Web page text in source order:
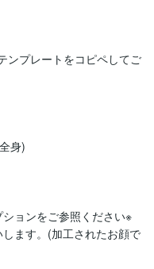
ンプレートをコピペしてご
身)
ョンをご参照ください※
ます。(加工されたお顔で